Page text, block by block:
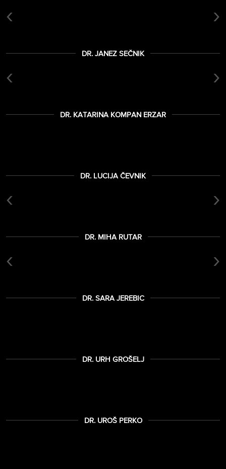
‹ ›
DR. JANEZ SEČNIK
‹ ›
DR. KATARINA KOMPAN ERZAR
DR. LUCIJA ČEVNIK
‹ ›
DR. MIHA RUTAR
‹ ›
DR. SARA JEREBIC
DR. URH GROŠELJ
DR. UROŠ PERKO